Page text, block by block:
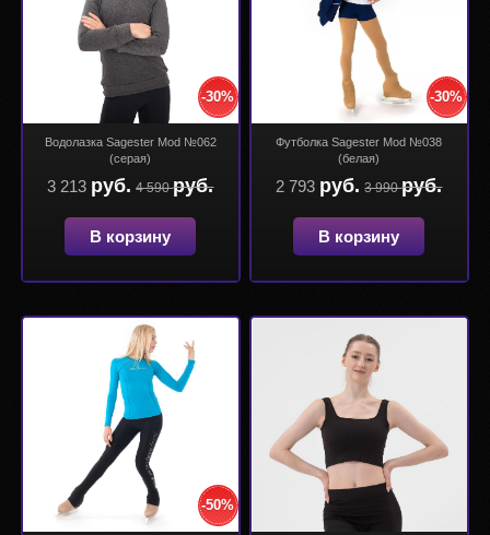
-30%
Водолазка Sagester Mod №062
(серая)
3 213 руб. 4 590руб.
В корзину
-30%
Футболка Sagester Mod №038
(белая)
2 793 руб. 3 990руб.
В корзину
-50%